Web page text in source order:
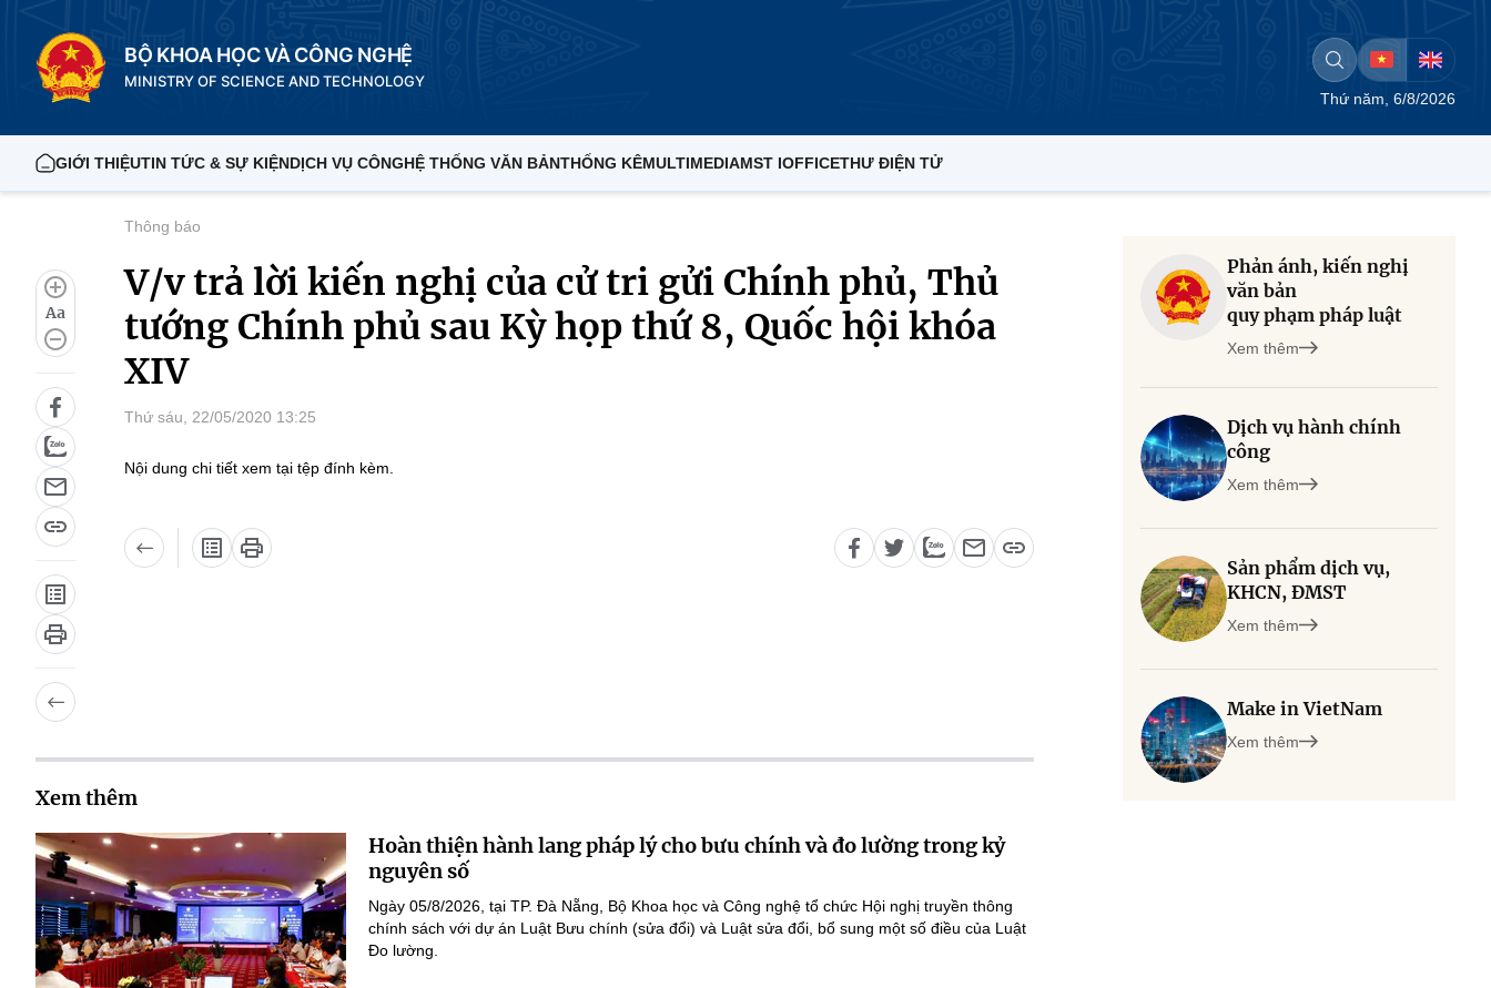
BỘ KHOA HỌC VÀ CÔNG NGHỆ
MINISTRY OF SCIENCE AND TECHNOLOGY
Thứ năm, 6/8/2026
GIỚI THIỆUTIN TỨC & SỰ KIỆNDỊCH VỤ CÔNGHỆ THỐNG VĂN BẢNTHỐNG KÊMULTIMEDIAMST IOFFICETHƯ ĐIỆN TỬ
Aa
Thông báo
V/v trả lời kiến nghị của cử tri gửi Chính phủ, Thủ
tướng Chính phủ sau Kỳ họp thứ 8, Quốc hội khóa
XIV
Thứ sáu, 22/05/2020 13:25
Nội dung chi tiết xem tại tệp đính kèm.
Xem thêm
Hoàn thiện hành lang pháp lý cho bưu chính và đo lường trong kỷ
nguyên số
Ngày 05/8/2026, tại TP. Đà Nẵng, Bộ Khoa học và Công nghệ tổ chức Hội nghị truyền thông
chính sách với dự án Luật Bưu chính (sửa đổi) và Luật sửa đổi, bổ sung một số điều của Luật
Đo lường.
Phản ánh, kiến nghị
văn bản
quy phạm pháp luật
Xem thêm
Dịch vụ hành chính
công
Xem thêm
Sản phẩm dịch vụ,
KHCN, ĐMST
Xem thêm
Make in VietNam
Xem thêm